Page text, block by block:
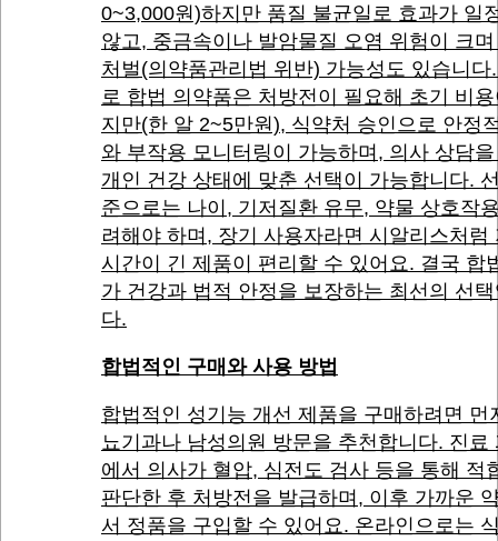
0~3,000원)하지만 품질 불균일로 효과가 일
않고, 중금속이나 발암물질 오염 위험이 크
처벌(의약품관리법 위반) 가능성도 있습니다
로 합법 의약품은 처방전이 필요해 초기 비
지만(한 알 2~5만원), 식약처 승인으로 안정
와 부작용 모니터링이 가능하며, 의사 상담
개인 건강 상태에 맞춘 선택이 가능합니다.
준으로는 나이, 기저질환 유무, 약물 상호작
려해야 하며, 장기 사용자라면 시알리스처럼
시간이 긴 제품이 편리할 수 있어요. 결국 합
가 건강과 법적 안정을 보장하는 최선의 선
다.
합법적인 구매와 사용 방법
합법적인 성기능 개선 제품을 구매하려면 먼
뇨기과나 남성의원 방문을 추천합니다. 진료
에서 의사가 혈압, 심전도 검사 등을 통해 적
판단한 후 처방전을 발급하며, 이후 가까운
서 정품을 구입할 수 있어요. 온라인으로는